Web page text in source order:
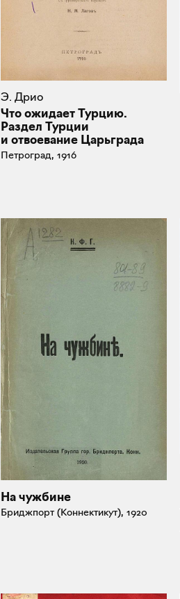
Э. Дрио
Что ожидает Турцию.
Раздел Турции
и отвоевание Царьграда
Петроград, 1916
На чужбине
Бриджпорт (Коннектикут), 1920